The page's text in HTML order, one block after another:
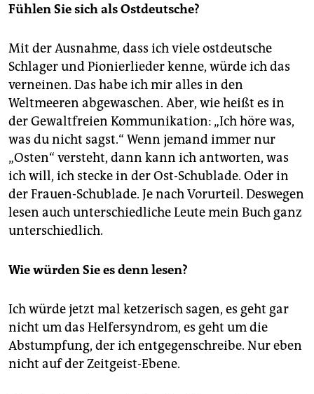
Fühlen Sie sich als Ostdeutsche?
Mit der Ausnahme, dass ich viele ostdeutsche
Schlager und Pionierlieder kenne, würde ich das
verneinen. Das habe ich mir alles in den
Weltmeeren abgewaschen. Aber, wie heißt es in
der Gewaltfreien Kommunikation: „Ich höre was,
was du nicht sagst.“ Wenn jemand immer nur
„Osten“ versteht, dann kann ich antworten, was
ich will, ich stecke in der Ost-Schublade. Oder in
der Frauen-Schublade. Je nach Vorurteil. Deswegen
lesen auch unterschiedliche Leute mein Buch ganz
unterschiedlich.
Wie würden Sie es denn lesen?
Ich würde jetzt mal ketzerisch sagen, es geht gar
nicht um das Helfersyndrom, es geht um die
Abstumpfung, der ich entgegenschreibe. Nur eben
nicht auf der Zeitgeist-Ebene.